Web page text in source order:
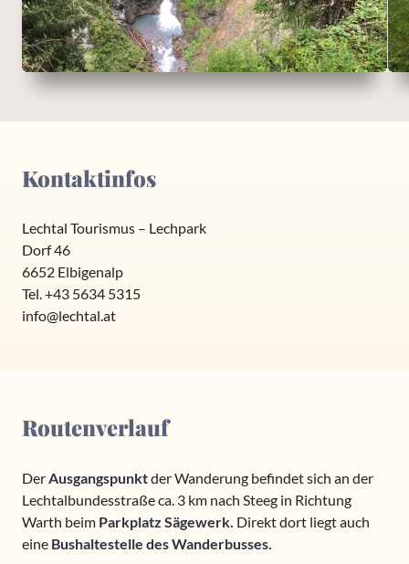
Kontaktinfos
Lechtal Tourismus – Lechpark
Dorf 46
6652 Elbigenalp
Tel. +43 5634 5315
info@lechtal.at
Routenverlauf
DerAusgangspunktder Wanderung befindet sich an der
Lechtalbundesstraße ca. 3 km nach Steeg in Richtung
Warth beim Parkplatz Sägewerk. Direkt dort liegt auch
eine Bushaltestelle des Wanderbusses.